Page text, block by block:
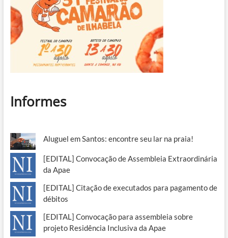
Informes
Aluguel em Santos: encontre seu lar na praia!
[EDITAL] Convocação de Assembleia Extraordinária
da Apae
[EDITAL] Citação de executados para pagamento de
débitos
[EDITAL] Convocação para assembleia sobre
projeto Residência Inclusiva da Apae